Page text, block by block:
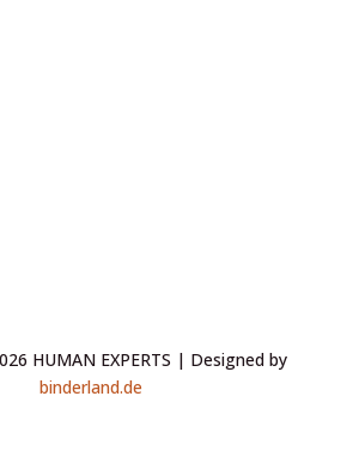
HUMAN EXPERTS | Designed by
binderland.de